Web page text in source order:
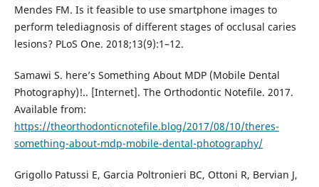
Mendes FM. Is it feasible to use smartphone images to
perform telediagnosis of different stages of occlusal caries
lesions? PLoS One. 2018;13(9):1–12.
Samawi S. here’s Something About MDP (Mobile Dental
Photography)!.. [Internet]. The Orthodontic Notefile. 2017.
Available from:
https://theorthodonticnotefile.blog/2017/08/10/theres-
something-about-mdp-mobile-dental-photography/
Grigollo Patussi E, Garcia Poltronieri BC, Ottoni R, Bervian J,